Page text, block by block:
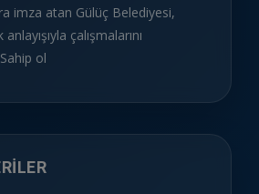
imza atan Gülüç Belediyesi,
çalışmalarını
ol